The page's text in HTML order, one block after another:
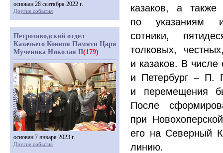
казаков, а
по указаниям
сотники,
толковых,
и казаков. В
и Петербург – П.
и перемещения
После
при
его на Северный
линию.
основан 28 сентября 2022 г.
Другие события
Петрозаводский отдел
Казачьего Конвоя Памяти Царя
Мученика Николая II(179)
основан 7 января 2023 г.
Другие события